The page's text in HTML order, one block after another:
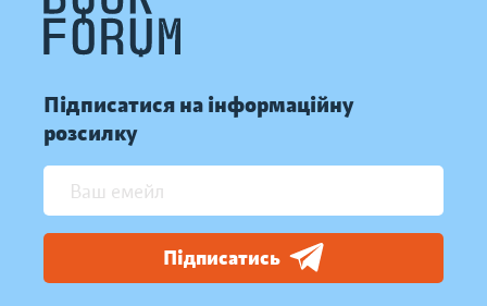
Підписатися на інформаційну
розсилку
Підписатись